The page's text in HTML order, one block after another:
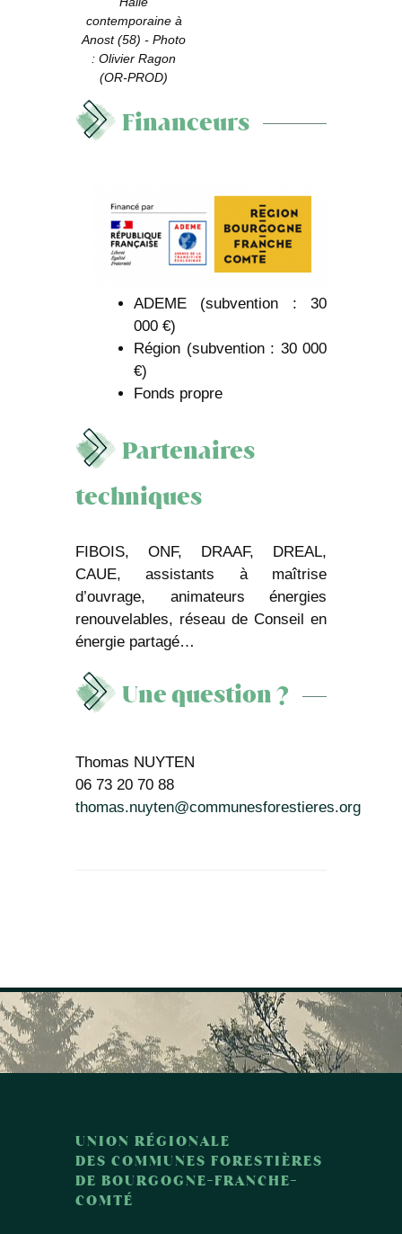
contemporaine à
Anost (58) - Photo
: Olivier Ragon
(OR-PROD)
Financeurs
ADEME (subvention : 30
000 €)
Région (subvention : 30 000
€)
Fonds propre
Partenaires
techniques
FIBOIS, ONF, DRAAF, DREAL,
CAUE, assistants à maîtrise
d’ouvrage, animateurs énergies
renouvelables, réseau de Conseil en
énergie partagé…
Une question ?
Thomas NUYTEN
06 73 20 70 88
thomas.nuyten@communesforestieres.org
UNION RÉGIONALE
DES COMMUNES FORESTIÈRES
DE BOURGOGNE-FRANCHE-
COMTÉ